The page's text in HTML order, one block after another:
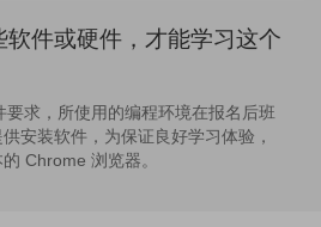
软件或硬件，才能学习这个
求，所使用的编程环境在报名后班
安装软件，为保证良好学习体验，
Chrome 浏览器。